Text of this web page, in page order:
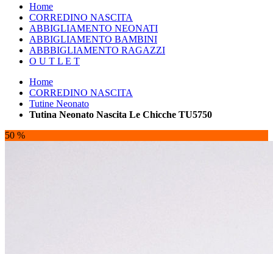
Home
CORREDINO NASCITA
ABBIGLIAMENTO NEONATI
ABBIGLIAMENTO BAMBINI
ABBBIGLIAMENTO RAGAZZI
O U T L E T
Home
CORREDINO NASCITA
Tutine Neonato
Tutina Neonato Nascita Le Chicche TU5750
50 %